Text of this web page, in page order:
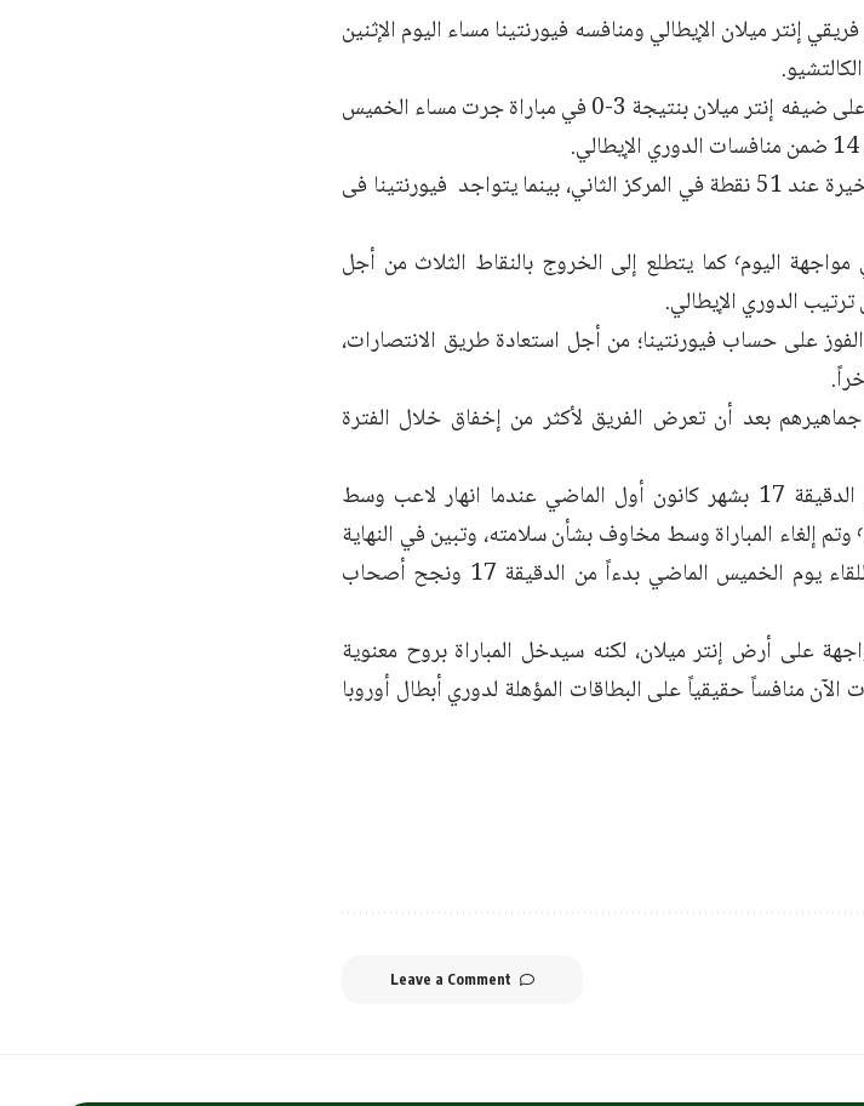
إنتر ميلان الإيطالي ومنافسه فيورنتينا مساء اليوم الإثنين
وكان فريق فيورنتينا قد حقق فوزاً كبيراً على ضيفه إنتر ميلان بنتيجة 3-0 في مباراة جرت مساء الخميس
وتجمد رصيد إنتر ميلان بعد الخسارة الأخيرة عند 51 نقطة في المركز الثاني، بينما يتواجد فيورنتينا فى
ويهدف الإنتر إلى الثأر من فيورنتينا في مواجهة اليوم٬ كما يتطلع إلى الخروج بالنقاط الثلاث من أجل
الدوري الإيطالي.
على حساب فيورنتينا؛ من أجل استعادة طريق الانتصارات،
بعد أن تعرض الفريق لأكثر من إخفاق خلال الفترة
وتوقفت مباراة الإنتر ضد فيورنتينا في الدقيقة 17 بشهر كانون أول الماضي عندما انهار لاعب وسط
فيورنتينا ادوارد بوف خلال الشوط الأول٬ وتم إلغاء المباراة وسط مخاوف بشأن سلامته، وتبين في النهاية
أنه أصيب بسكتة قلبية، وتم استئناف اللقاء يوم الخميس الماضي بدءاً من الدقيقة 17 ونجح أصحاب
على أرض إنتر ميلان، لكنه سيدخل المباراة بروح معنوية
الآن منافساً حقيقياً على البطاقات المؤهلة لدوري أبطال أوروبا
Leave a Comment